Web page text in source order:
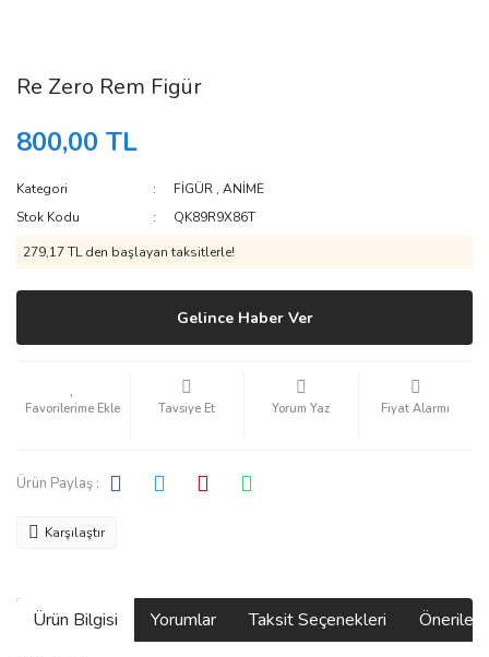
Re Zero Rem Figür
800,00 TL
Kategori FİGÜR ,ANİME
Stok Kodu
QK89R9X86T
279,17 TL den başlayan taksitlerle!
Gelince Haber Ver
Tavsiye Et Yorum Yaz Fiyat Alarmı
Ürün Paylaş :
Karşılaştır
Ürün Bilgisi Yorumlar Taksit Seçenekleri